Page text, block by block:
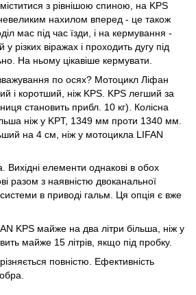
з рівнішою спиною, на KPS
нахилом вперед - це також
мас під час їзди, і на кермування -
у різких віражах і проходить дугу під
На ньому цікавіше кермувати.
по осях? Мотоцикл Ліфан
і коротший, ніж KPS. KPS легший за
становить прибл. 10 кг). Колісна
ніж у KPT, 1349 мм проти 1340 мм.
на 4 см, ніж у мотоцикла LIFAN
Вихідні елементи однакові в обох
разом з наявністю двоканальної
в приводі гальм. Ця опція є вже
KPS майже на два літри більша, ніж у
майже 15 літрів, якщо під пробку.
повністю. Ефективність